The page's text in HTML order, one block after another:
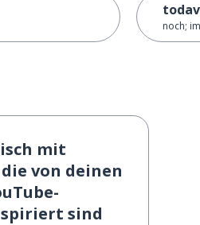
noch;
mit
von deinen
sind